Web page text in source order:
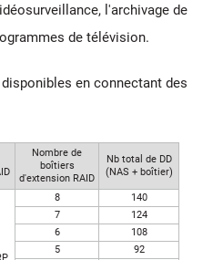
l'archivage de
de télévision.
en connectant des
Nombre de
boîtiers
d'extension RAID
Nb total de DD
(NAS + boîtier)
8
140
7
124
6
108
5
92